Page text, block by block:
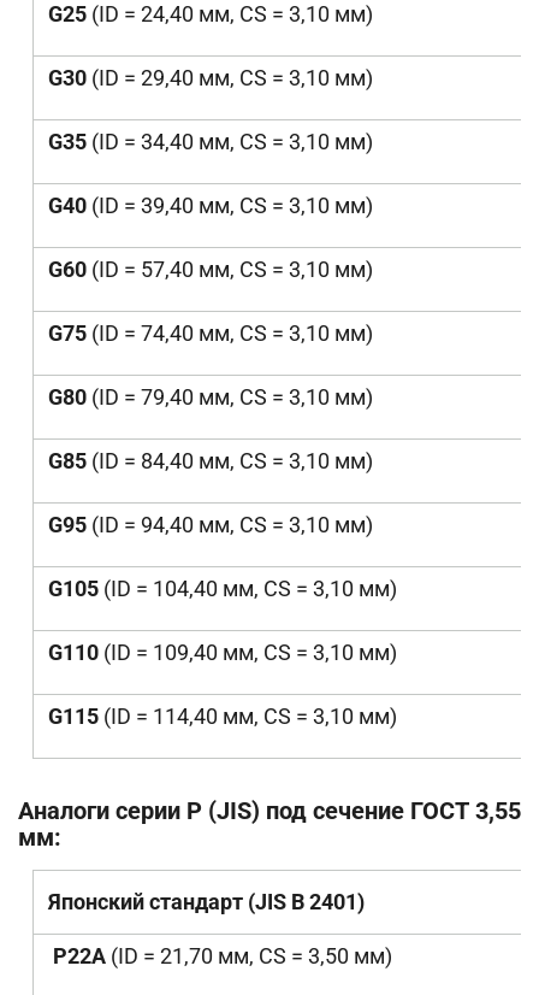
G25 (ID = 24,40 мм, CS = 3,10 мм)
G30 (ID = 29,40 мм, CS = 3,10 мм)
G35 (ID = 34,40 мм, CS = 3,10 мм)
G40 (ID = 39,40 мм, CS = 3,10 мм)
G60 (ID = 57,40 мм, CS = 3,10 мм)
G75 (ID = 74,40 мм, CS = 3,10 мм)
G80 (ID = 79,40 мм, CS = 3,10 мм)
G85 (ID = 84,40 мм, CS = 3,10 мм)
G95 (ID = 94,40 мм, CS = 3,10 мм)
G105 (ID = 104,40 мм, CS = 3,10 мм)
G110 (ID = 109,40 мм, CS = 3,10 мм)
G115 (ID = 114,40 мм, CS = 3,10 мм)
Аналоги серии P (JIS) под сечение ГОСТ 3,55
мм:
Японский стандарт (JIS B 2401)
P22A (ID = 21,70 мм, CS = 3,50 мм)